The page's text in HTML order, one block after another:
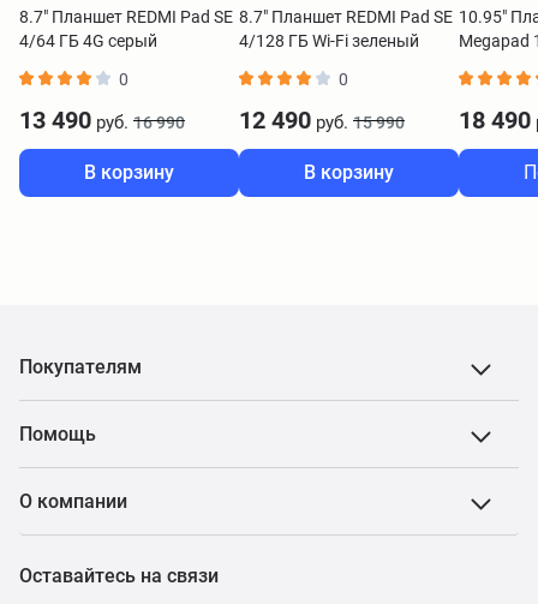
8.7" Планшет REDMI Pad SE
4/64 ГБ 4G серый
0
13 490 руб. 16 990
В корзину
8.7" Планшет REDMI Pad SE
4/128 ГБ Wi-Fi зеленый
0
12 490 руб. 15 990
В корзину
10.95"
Megapad
18 490
Покупателям
Помощь
О компании
Оставайтесь на связи